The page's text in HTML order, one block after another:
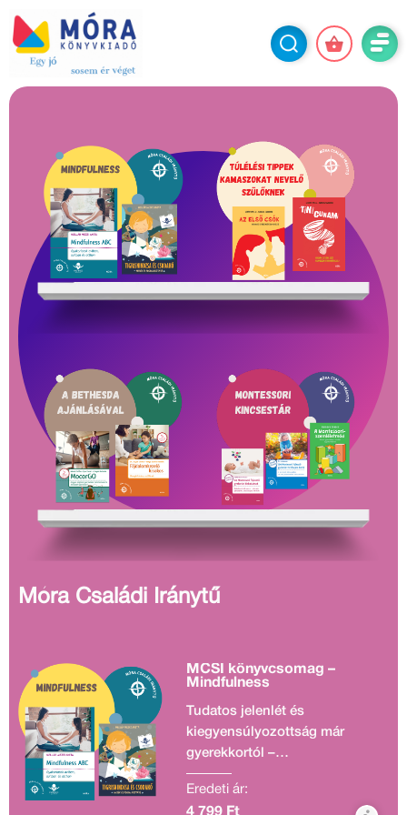
Móra Családi Iránytű
MCSI könyvcsomag –
Mindfulness
Tudatos jelenlét és
kiegyensúlyozottság már
gyerekkortól –
fejlesztőcsomag Ez a két
könyv abban segít, hogy a
Eredeti ár:
4 799 Ft